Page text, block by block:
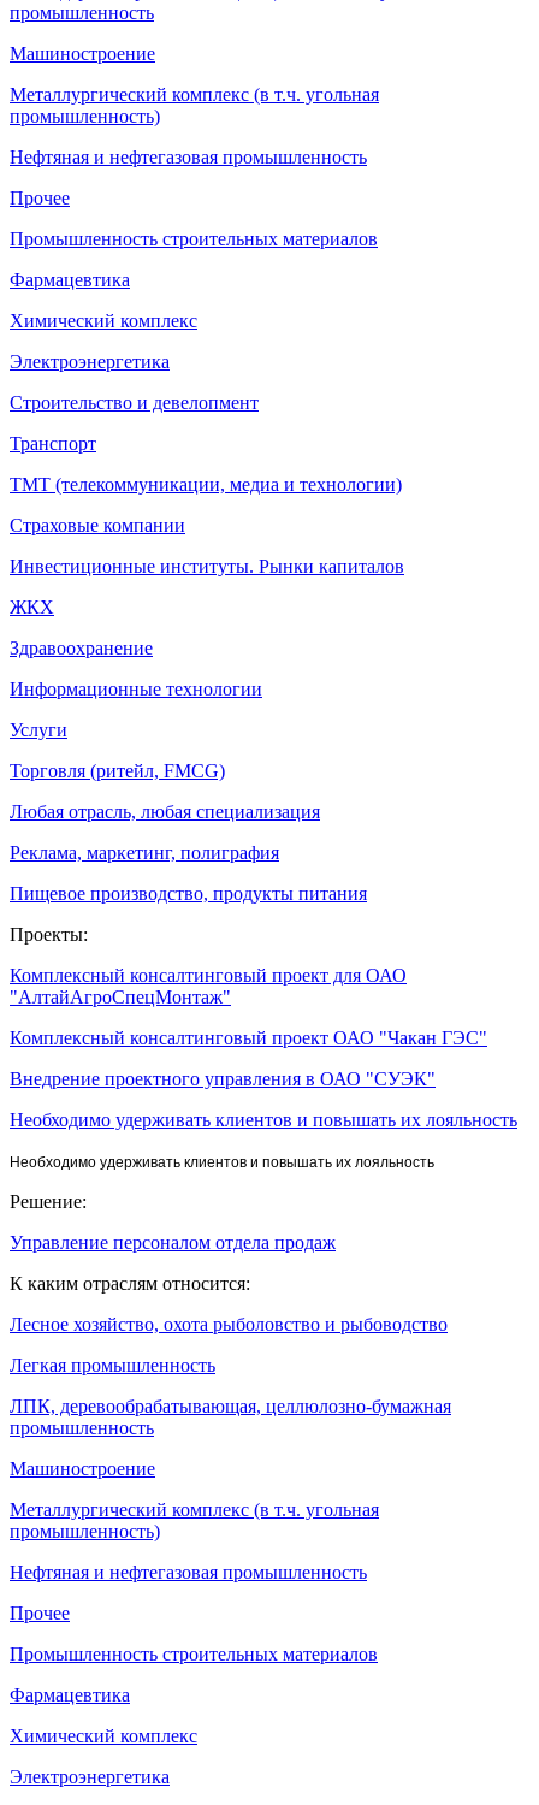
промышленность
Машиностроение
Металлургический комплекс (в т.ч. угольная
промышленность)
Нефтяная и нефтегазовая промышленность
Прочее
Промышленность строительных материалов
Фармацевтика
Химический комплекс
Электроэнергетика
Строительство и девелопмент
Транспорт
ТМТ (телекоммуникации, медиа и технологии)
Страховые компании
Инвестиционные институты. Рынки капиталов
ЖКХ
Здравоохранение
Информационные технологии
Услуги
Торговля (ритейл, FMCG)
Любая отрасль, любая специализация
Реклама, маркетинг, полиграфия
Пищевое производство, продукты питания
Проекты:
Комплексный консалтинговый проект для ОАО
"АлтайАгроСпецМонтаж"
Комплексный консалтинговый проект ОАО "Чакан ГЭС"
Внедрение проектного управления в ОАО "СУЭК"
Необходимо удерживать клиентов и повышать их лояльность
Необходимо удерживать клиентов и повышать их лояльность
Решение:
Управление персоналом отдела продаж
К каким отраслям относится:
Лесное хозяйство, охота рыболовство и рыбоводство
Легкая промышленность
ЛПК, деревообрабатывающая, целлюлозно-бумажная
промышленность
Машиностроение
Металлургический комплекс (в т.ч. угольная
промышленность)
Нефтяная и нефтегазовая промышленность
Прочее
Промышленность строительных материалов
Фармацевтика
Химический комплекс
Электроэнергетика